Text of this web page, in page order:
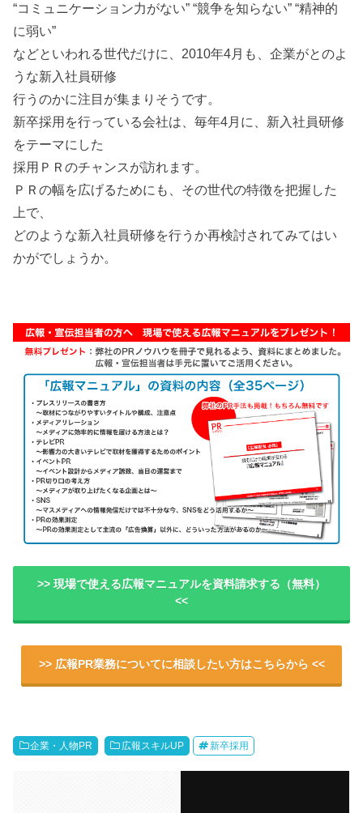
“コミュニケーション力がない” “競争を知らない” “精神的
に弱い”
などといわれる世代だけに、2010年4月も、企業がとのよ
うな新入社員研修
行うのかに注目が集まりそうです。
新卒採用を行っている会社は、毎年4月に、新入社員研修
をテーマにした
採用ＰＲのチャンスが訪れます。
ＰＲの幅を広げるためにも、その世代の特徴を把握した
上で、
どのような新入社員研修を行うか再検討されてみてはい
かがでしょうか。
>> 現場で使える広報マニュアルを資料請求する（無料）
<<
>> 広報PR業務についてに相談したい方はこちらから <<
企業・人物PR 広報スキルUP 新卒採用